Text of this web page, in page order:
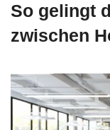
So gelingt
zwischen